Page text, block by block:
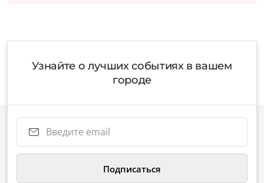
Узнайте о лучших событиях в вашем
городе